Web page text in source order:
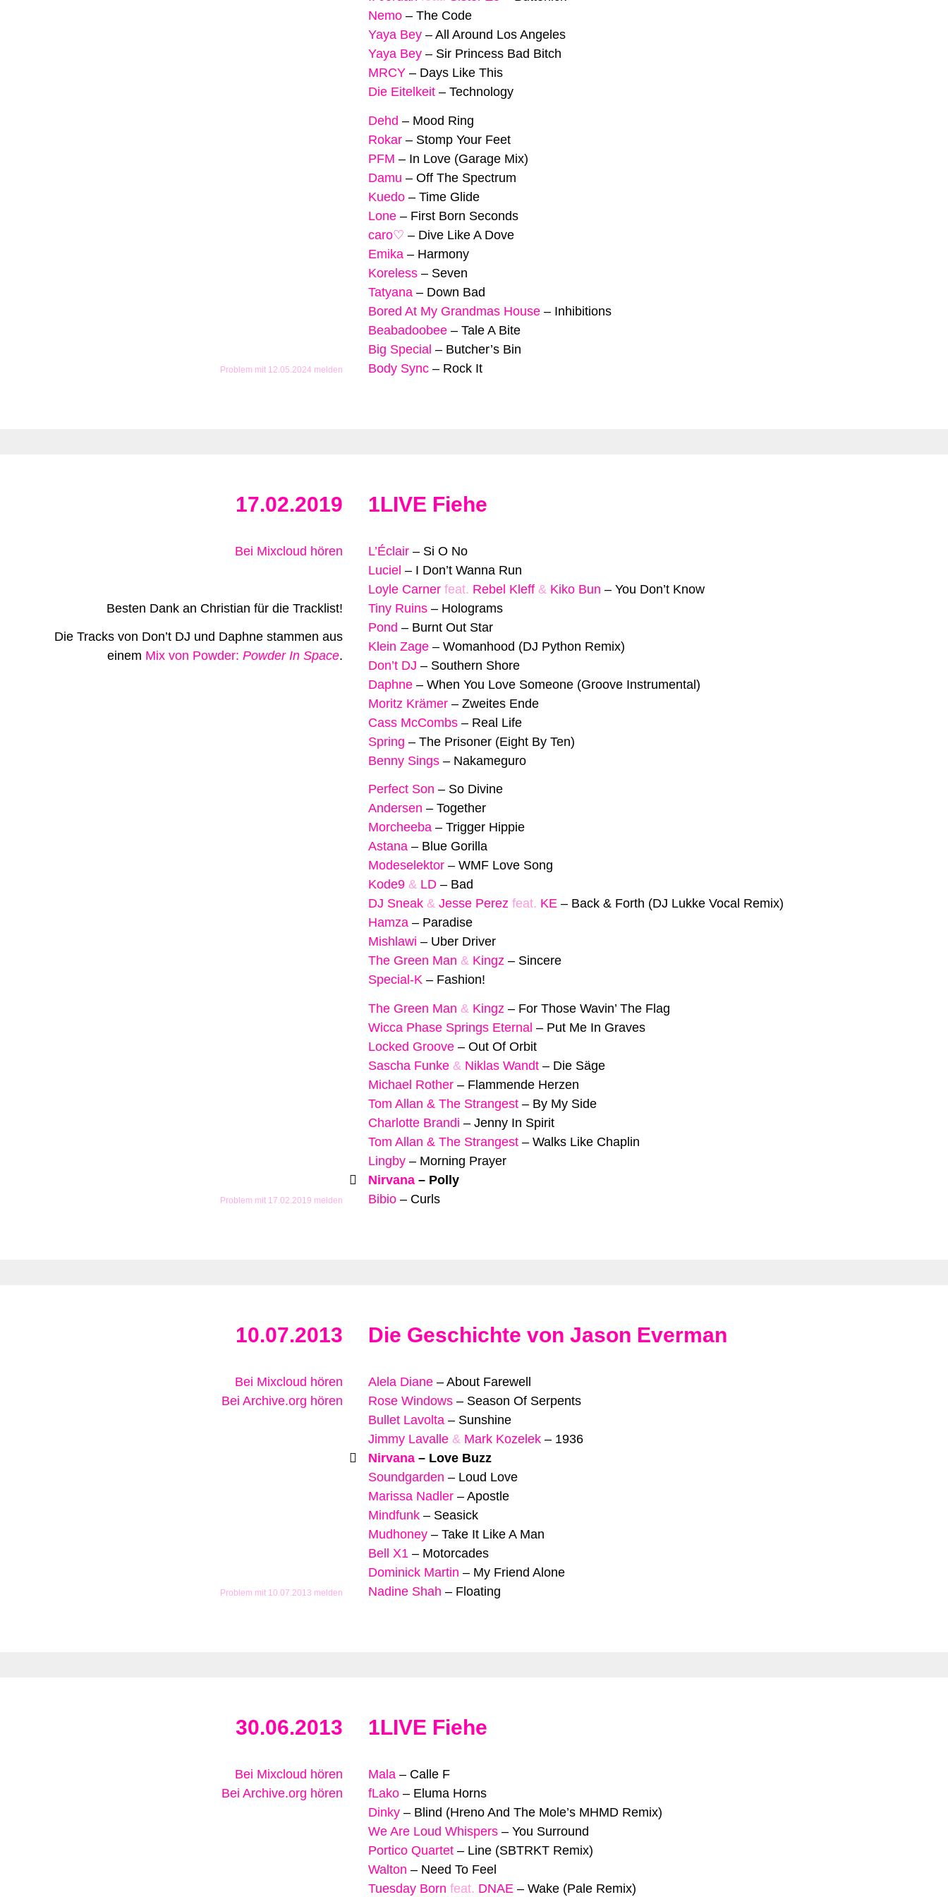
Problem mit 12.05.2024 melden
Nemo – The Code
Yaya Bey – All Around Los Angeles
Yaya Bey – Sir Princess Bad Bitch
MRCY – Days Like This
Die Eitelkeit – Technology
Dehd – Mood Ring
Rokar – Stomp Your Feet
PFM – In Love (Garage Mix)
Damu – Off The Spectrum
Kuedo – Time Glide
Lone – First Born Seconds
caro♡ – Dive Like A Dove
Emika – Harmony
Koreless – Seven
Tatyana – Down Bad
Bored At My Grandmas House – Inhibitions
Beabadoobee – Tale A Bite
Big Special – Butcher’s Bin
Body Sync – Rock It
17.02.2019 1LIVE Fiehe
Bei Mixcloud hören
Besten Dank an Christian für die Tracklist!
Die Tracks von Don’t DJ und Daphne stammen aus
einem Mix von Powder: Powder In Space.
Problem mit 17.02.2019 melden
L’Éclair – Si O No
Luciel – I Don’t Wanna Run
Loyle Carner feat. Rebel Kleff & Kiko Bun – You Don’t Know
Tiny Ruins – Holograms
Pond – Burnt Out Star
Klein Zage – Womanhood (DJ Python Remix)
Don’t DJ – Southern Shore
Daphne – When You Love Someone (Groove Instrumental)
Moritz Krämer – Zweites Ende
Cass McCombs – Real Life
Spring – The Prisoner (Eight By Ten)
Benny Sings – Nakameguro
Perfect Son – So Divine
Andersen – Together
Morcheeba – Trigger Hippie
Astana – Blue Gorilla
Modeselektor – WMF Love Song
Kode9 & LD – Bad
DJ Sneak & Jesse Perez feat. KE – Back & Forth (DJ Lukke Vocal Remix)
Hamza – Paradise
Mishlawi – Uber Driver
The Green Man & Kingz – Sincere
Special-K – Fashion!
The Green Man & Kingz – For Those Wavin’ The Flag
Wicca Phase Springs Eternal – Put Me In Graves
Locked Groove – Out Of Orbit
Sascha Funke & Niklas Wandt – Die Säge
Michael Rother – Flammende Herzen
Tom Allan & The Strangest – By My Side
Charlotte Brandi – Jenny In Spirit
Tom Allan & The Strangest – Walks Like Chaplin
Lingby – Morning Prayer
Nirvana – Polly
Bibio – Curls
10.07.2013 Die Geschichte von Jason Everman
Bei Mixcloud hören
Bei Archive.org hören
Problem mit 10.07.2013 melden
Alela Diane – About Farewell
Rose Windows – Season Of Serpents
Bullet Lavolta – Sunshine
Jimmy Lavalle & Mark Kozelek – 1936
Nirvana – Love Buzz
Soundgarden – Loud Love
Marissa Nadler – Apostle
Mindfunk – Seasick
Mudhoney – Take It Like A Man
Bell X1 – Motorcades
Dominick Martin – My Friend Alone
Nadine Shah – Floating
30.06.2013 1LIVE Fiehe
Bei Mixcloud hören
Bei Archive.org hören
Mala – Calle F
fLako – Eluma Horns
Dinky – Blind (Hreno And The Mole’s MHMD Remix)
We Are Loud Whispers – You Surround
Portico Quartet – Line (SBTRKT Remix)
Walton – Need To Feel
Tuesday Born feat. DNAE – Wake (Pale Remix)